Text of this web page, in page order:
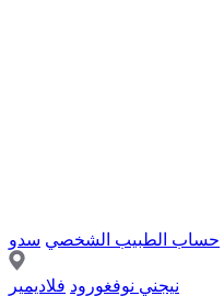
حساب الطبيب الشخصي سدو
نيجني نوفغورود فلاديمير